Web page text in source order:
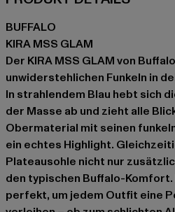
BUFFALO
KIRA MSS GLAM
Der KIRA MSS GLAM von
unwiderstehlichen Funkeln in
In strahlendem Blau hebt sich
der Masse ab und zieht alle
Obermaterial mit seinen
ein echtes Highlight.
Plateausohle nicht nur
den typischen Buffalo-
perfekt, um jedem Outfit eine